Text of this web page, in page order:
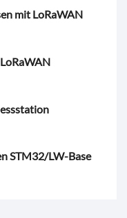
mit LoRaWAN
STM32/LW-Base